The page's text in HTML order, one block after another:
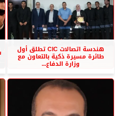
هندسة اتصالات CIC تطلق أول
طائرة مسيرة ذكية بالتعاون مع
وزارة الدفاع...